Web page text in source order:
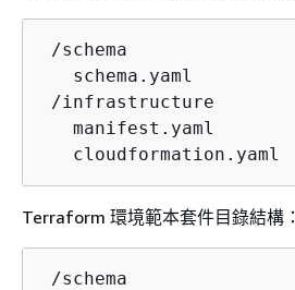
/schema
   schema.yaml
/infrastructure
   manifest.yaml
   cloudformation.yaml
Terraform 環境範本套件目錄結構：
/schema